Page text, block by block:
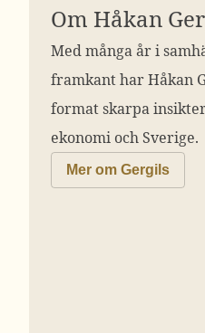
Om Håkan
Med många år i
framkant har Håkan
format skarpa
ekonomi och Sverige.
Mer om Gergils